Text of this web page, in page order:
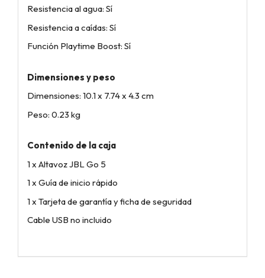
Resistencia al agua: Sí
Resistencia a caídas: Sí
Función Playtime Boost: Sí
Dimensiones y peso
Dimensiones: 10.1 x 7.74 x 4.3 cm
Peso: 0.23 kg
Contenido de la caja
1 x Altavoz JBL Go 5
1 x Guía de inicio rápido
1 x Tarjeta de garantía y ficha de seguridad
Cable USB no incluido